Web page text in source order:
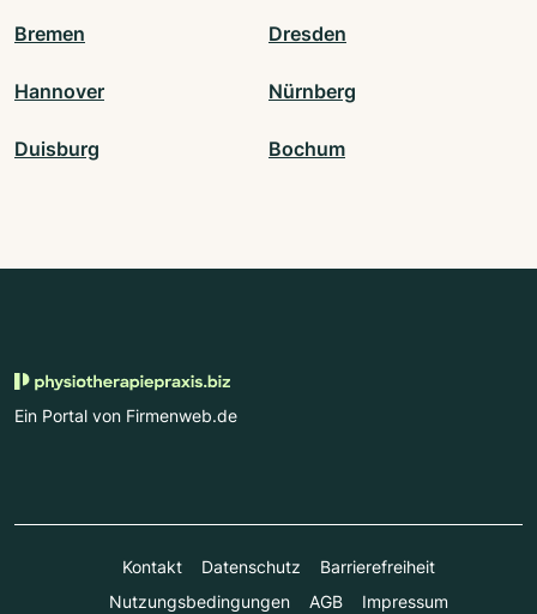
Bremen Dresden
Hannover Nürnberg
Duisburg Bochum
Ein Portal von Firmenweb.de
Kontakt Datenschutz
Barrierefreiheit
Nutzungsbedingungen
AGB Impressum